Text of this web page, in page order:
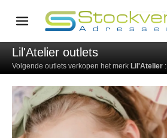
Lil'Atelier outlets
Volgende outlets verkopen het merk Lil'Atelier :